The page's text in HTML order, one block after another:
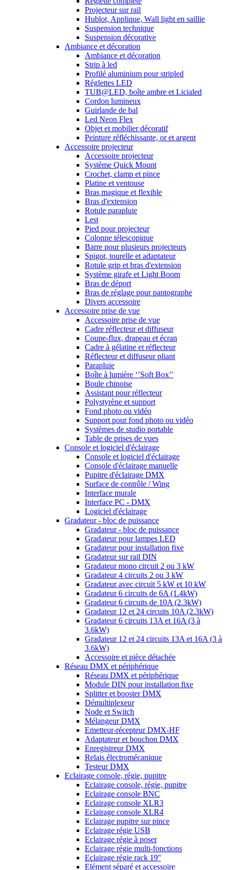
Projecteur sur rail
Hublot, Applique, Wall light en saillie
Suspension technique
Suspension décorative
Ambiance et décoration
Ambiance et décoration
Strip à led
Profilé aluminium pour stripled
Réglettes LED
TUB@LED, boîte ambre et Licialed
Cordon lumineux
Guirlande de bal
Led Neon Flex
Objet et mobilier décoratif
Peinture réfléchissante, or et argent
Accessoire projecteur
Accessoire projecteur
Système Quick Mount
Crochet, clamp et pince
Platine et ventouse
Bras magique et flexible
Bras d'extension
Rotule parapluie
Lest
Pied pour projecteur
Colonne télescopique
Barre pour plusieurs projecteurs
Spigot, tourelle et adaptateur
Rotule grip et bras d'extension
Système girafe et Light Boom
Bras de déport
Bras de réglage pour pantographe
Divers accessoire
Accessoire prise de vue
Accessoire prise de vue
Cadre réflecteur et diffuseur
Coupe-flux, drapeau et écran
Cadre à gélatine et réflecteur
Réflecteur et diffuseur pliant
Parapluie
Boîte à lumière ‘’Soft Box’’
Boule chinoise
Assistant pour réflecteur
Polystyrène et support
Fond photo ou vidéo
Support pour fond photo ou vidéo
Systèmes de studio portable
Table de prises de vues
Console et logiciel d'éclairage
Console et logiciel d'éclairage
Console d'éclairage manuelle
Pupitre d'éclairage DMX
Surface de contrôle / Wing
Interface murale
Interface PC - DMX
Logiciel d'éclairage
Gradateur - bloc de puissance
Gradateur - bloc de puissance
Gradateur pour lampes LED
Gradateur pour installation fixe
Gradateur sur rail DIN
Gradateur mono circuit 2 ou 3 kW
Gradateur 4 circuits 2 ou 3 kW
Gradateur avec circuit 5 kW et 10 kW
Gradateur 6 circuits de 6A (1.4kW)
Gradateur 6 circuits de 10A (2.3kW)
Gradateur 12 et 24 circuits 10A (2.3kW)
Gradateur 6 circuits 13A et 16A (3 à
3.6kW)
Gradateur 12 et 24 circuits 13A et 16A (3 à
3.6kW)
Accessoire et pièce détachée
Réseau DMX et périphérique
Réseau DMX et périphérique
Module DIN pour installation fixe
Splitter et booster DMX
Démultiplexeur
Node et Switch
Mélangeur DMX
Emetteur-récepteur DMX-HF
Adaptateur et bouchon DMX
Enregistreur DMX
Relais électromécanique
Testeur DMX
Eclairage console, régie, pupitre
Eclairage console, régie, pupitre
Eclairage console BNC
Eclairage console XLR3
Eclairage console XLR4
Eclairage pupitre sur pince
Eclairage régie USB
Eclairage régie à poser
Eclairage régie multi-fonctions
Eclairage régie rack 19''
Elément séparé et accessoire